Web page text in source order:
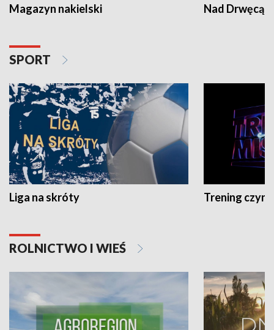
Magazyn nakielski Nad Drwęcą
SPORT
Liga na skróty Trening czyni
ROLNICTWO I WIEŚ